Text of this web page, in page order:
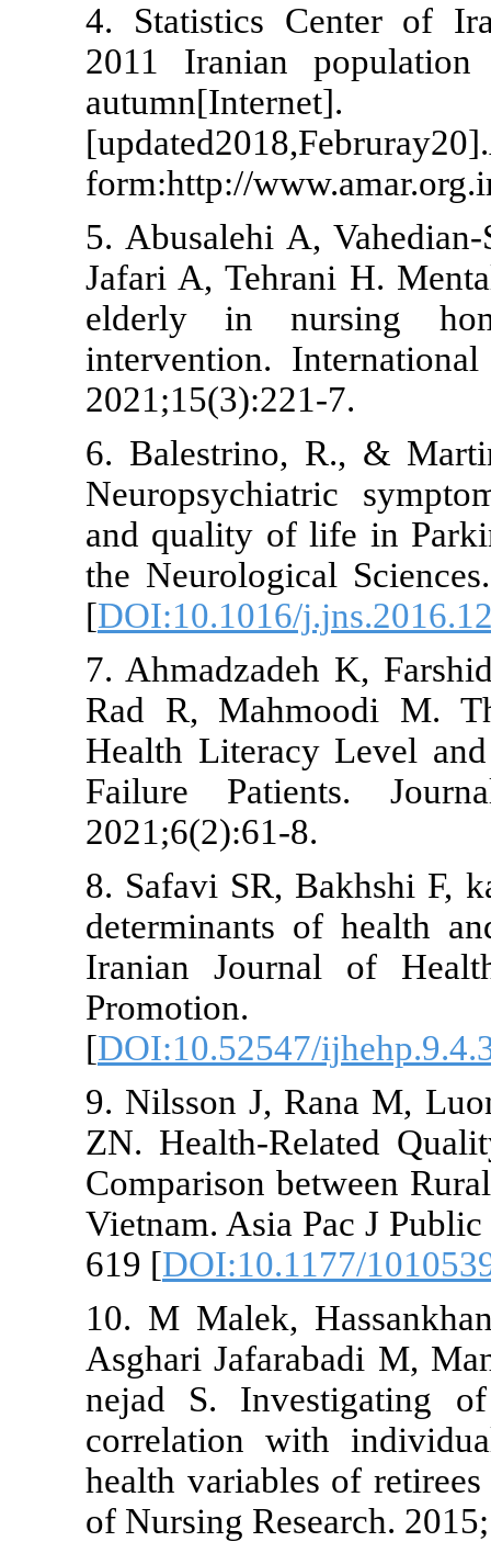
4. Statistics
2011
form:http://
5. Abusalehi
Jafari A,
elderly in
6.
and quality
the
[
7.
Rad R,
Health
Failure
8. Safavi
Iranian
[
9. Nilsson J,
ZN. Health-
Comparison
Vietnam.
619 [
10. M
Asghari
nejad S.
correlation
health
of Nursing